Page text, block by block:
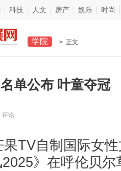
科技 人文 房产 娱乐 时尚
学院 > 正文
单公布 叶童夺冠
评论
自制国际女性
》在呼伦贝